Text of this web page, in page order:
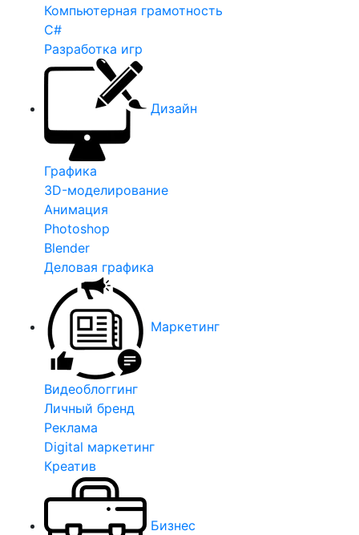
Компьютерная грамотность
C#
Разработка игр
Дизайн
Графика
3D-моделирование
Анимация
Photoshop
Blender
Деловая графика
Маркетинг
Видеоблоггинг
Личный бренд
Реклама
Digital маркетинг
Креатив
Бизнес